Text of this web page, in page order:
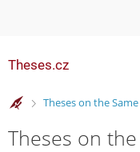
Theses.cz
>
Theses on the
Theses on